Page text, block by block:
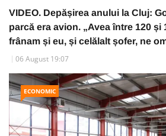
VIDEO. Depășirea anului la Cluj:
parcă era avion. „Avea între 120 și
frânam și eu, și celălalt șofer, ne
06 August 19:07
ECONOMIC